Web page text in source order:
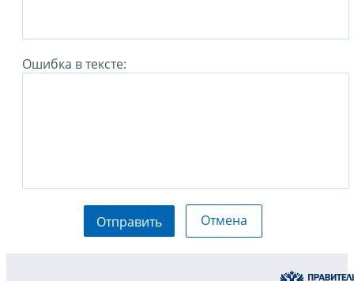
Ошибка в тексте:
Отправить Отмена